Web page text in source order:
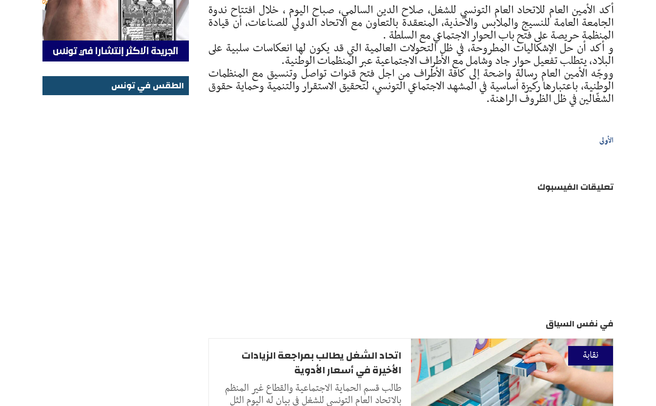
أكد الأمين العام للاتحاد العام التونسي للشغل، صلاح الدين السالمي، صباح اليوم ، خلال افتتاح ندوة
الجامعة العامة للنسيج والملابس والأحذية، المنعقدة بالتعاون مع الاتحاد الدولي للصناعات، أن قيادة
المنظمة حريصة على فتح باب الحوار الاجتماعي مع السلطة .
و أكد أن حل الإشكاليات المطروحة، في ظل التحولات العالمية التي قد يكون لها انعكاسات سلبية على
البلاد، يتطلب تفعيل حوار جاد وشامل مع الأطراف الاجتماعية عبر المنظمات الوطنية.
ووجّه الأمين العام رسالة واضحة إلى كافة الأطراف من اجل فتح قنوات تواصل وتنسيق مع المنظمات
الوطنية، باعتبارها ركيزة أساسية في المشهد الاجتماعي التونسي، لتحقيق الاستقرار والتنمية وحماية حقوق
الشغّالين في ظل الظروف الراهنة.
الأولى
تعليقات الفيسبوك
في نفس السياق
نقابة
اتحاد الشغل يطالب بمراجعة الزيادات
الأخيرة في أسعار الأدوية
طالب قسم الحماية الاجتماعية والقطاع غير المنظم
بالاتحاد العام التونسي للشغل في بيان له اليوم الثل
الطقس في تونس